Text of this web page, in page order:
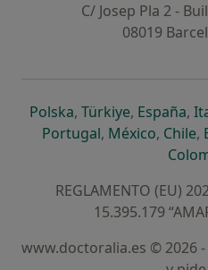
C/ Josep Pla 2 -
08019
Polskase abre en una
, Türkiyese abre en
, Españase
,
Portugalse abre en una
, Méxicose
, Chile,
REGLAMENTO (EU)
15.395.179
www.doctoralia.es © 2026